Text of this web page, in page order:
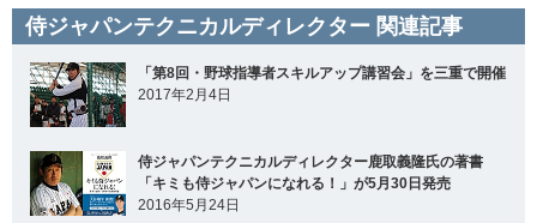
侍ジャパンテクニカルディレクター 関連記事
「第8回・野球指導者スキルアップ講習会」を三重で開催
2017年2月4日
侍ジャパンテクニカルディレクター鹿取義隆氏の著書
「キミも侍ジャパンになれる！」が5月30日発売
2016年5月24日